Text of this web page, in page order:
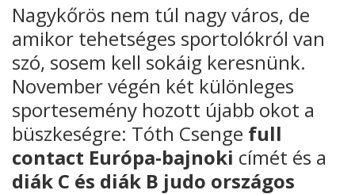
Nagykőrös nem túl nagy város, de
amikor tehetséges sportolókról van
szó, sosem kell sokáig keresnünk.
November végén két különleges
sportesemény hozott újabb okot a
büszkeségre: Tóth Csenge full
contact Európa-bajnoki címét és a
diák C és diák B judo országos